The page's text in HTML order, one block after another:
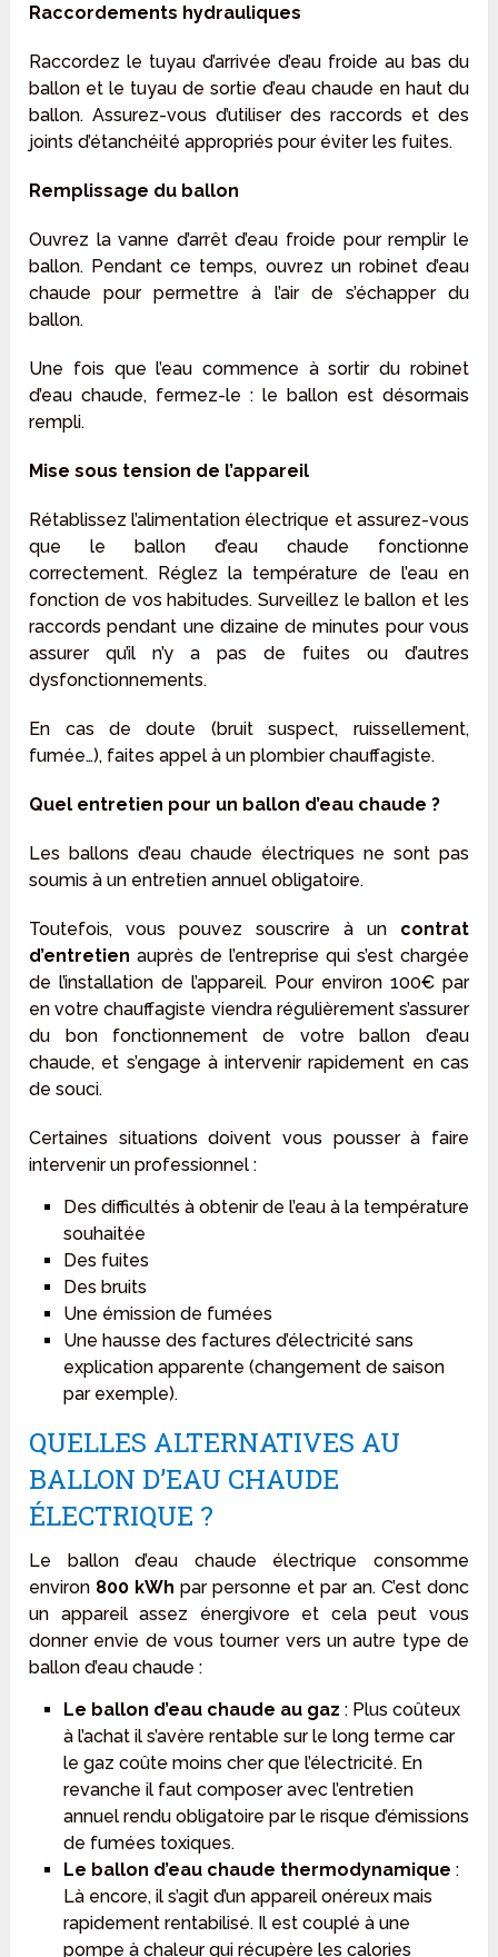
Raccordements hydrauliques
Raccordez le tuyau d’arrivée d’eau froide au bas du
ballon et le tuyau de sortie d’eau chaude en haut du
ballon. Assurez-vous d’utiliser des raccords et des
joints d’étanchéité appropriés pour éviter les fuites.
Remplissage du ballon
Ouvrez la vanne d’arrêt d’eau froide pour remplir le
ballon. Pendant ce temps, ouvrez un robinet d’eau
chaude pour permettre à l’air de s’échapper du
ballon.
Une fois que l’eau commence à sortir du robinet
d’eau chaude, fermez-le : le ballon est désormais
rempli.
Mise sous tension de l’appareil
Rétablissez l’alimentation électrique et assurez-vous
que le ballon d’eau chaude fonctionne
correctement. Réglez la température de l’eau en
fonction de vos habitudes. Surveillez le ballon et les
raccords pendant une dizaine de minutes pour vous
assurer qu’il n’y a pas de fuites ou d’autres
dysfonctionnements.
En cas de doute (bruit suspect, ruissellement,
fumée…), faites appel à un plombier chauffagiste.
Quel entretien pour un ballon d’eau chaude ?
Les ballons d’eau chaude électriques ne sont pas
soumis à un entretien annuel obligatoire.
Toutefois, vous pouvez souscrire à un contrat
d’entretien auprès de l’entreprise qui s’est chargée
de l’installation de l’appareil. Pour environ 100€ par
en votre chauffagiste viendra régulièrement s’assurer
du bon fonctionnement de votre ballon d’eau
chaude, et s’engage à intervenir rapidement en cas
de souci.
Certaines situations doivent vous pousser à faire
intervenir un professionnel :
Des difficultés à obtenir de l’eau à la température
souhaitée
Des fuites
Des bruits
Une émission de fumées
Une hausse des factures d’électricité sans
explication apparente (changement de saison
par exemple).
QUELLES ALTERNATIVES AU
BALLON D’EAU CHAUDE
ÉLECTRIQUE ?
Le ballon d’eau chaude électrique consomme
environ 800 kWh par personne et par an. C’est donc
un appareil assez énergivore et cela peut vous
donner envie de vous tourner vers un autre type de
ballon d’eau chaude :
Le ballon d’eau chaude au gaz : Plus coûteux
à l’achat il s’avère rentable sur le long terme car
le gaz coûte moins cher que l’électricité. En
revanche il faut composer avec l’entretien
annuel rendu obligatoire par le risque d’émissions
de fumées toxiques.
Le ballon d’eau chaude thermodynamique :
Là encore, il s’agit d’un appareil onéreux mais
rapidement rentabilisé. Il est couplé à une
pompe à chaleur qui récupère les calories